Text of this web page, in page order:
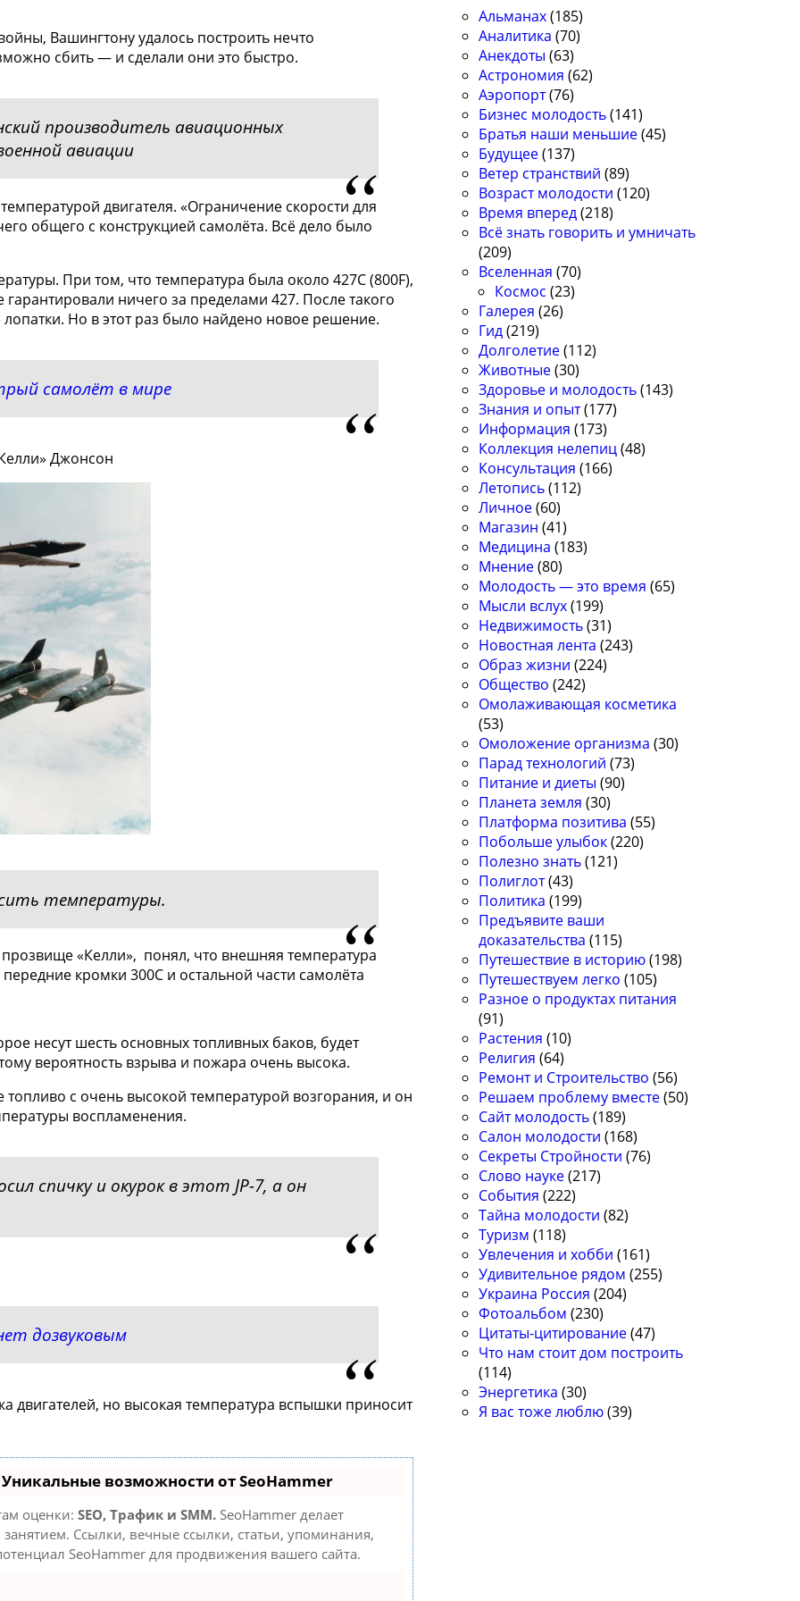
Вашингтону удалось построить нечто
сбить — и сделали они это быстро.
производитeль авиационных
авиации
двигателя. «Ограничение скорости для
общего с конструкцией самолёта. Всё дело было
При том, что температура была около 427C (800F),
ничего за пределами 427. После такого
Но в этот раз было найдено новое решение.
самолёт в мире
Джонсон
температуры.
«Келли», понял, что внешняя температура
кромки 300C и остальной части самолёта
несут шесть основных топливных баков, будет
вероятность взрыва и пожара очень высока.
с очень высокой температурой возгорания, и он
воспламенения.
спичку и окурок в этот JP-7, а он
дозвуковым
двигателей, но высокая температура вспышки приносит
возможности от SeoHammer
оценки:SEO, Трафик и SMM. SeoHammer делает
Ссылки, вечные ссылки, статьи, упоминания,
SeoHammer для продвижения вашего сайта.
Альманах(185)
Аналитика (70)
Анекдоты (63)
Астрономия (62)
Аэропорт(76)
Бизнес молодость(141)
Братья наши меньшие(45)
Будущее(137)
Ветер странствий (89)
Возраст молодости (120)
Время вперед(218)
Всё знать говорить и умничать
(209)
Вселенная (70)
Космос (23)
Галерея (26)
Гид(219)
Долголетие(112)
Животные(30)
Здоровье и молодость(143)
Знания и опыт(177)
Информация (173)
Коллекция нелепиц(48)
Консультация (166)
Летопись(112)
Личное(60)
Магазин (41)
Медицина (183)
Мнение(80)
Молодость — это время (65)
Мысли вслух(199)
Недвижимость(31)
Новостная лента (243)
Образ жизни (224)
Общество (242)
Омолаживающая косметика
(53)
Омоложение организма (30)
Парад технологий (73)
Питание и диеты (90)
Планета земля (30)
Платформа позитива (55)
Побольше улыбок(220)
Полезно знать(121)
Полиглот(43)
Политика (199)
Предъявите ваши
доказательства (115)
Путешествие в историю(198)
Путешествуем легко (105)
Разное о продуктах питания
(91)
Растения (10)
Религия (64)
Ремонт и Строительство (56)
Решаем проблему вместе(50)
Сайт молодость(189)
Салон молодости (168)
Секреты Стройности (76)
Слово науке(217)
События (222)
Тайна молодости (82)
Туризм (118)
Увлечения и хобби (161)
Удивительное рядом (255)
Украина Россия (204)
Фотоальбом (230)
Цитаты-цитирование(47)
Что нам стоит дом построить
(114)
Энергетика (30)
Я вас тоже люблю(39)